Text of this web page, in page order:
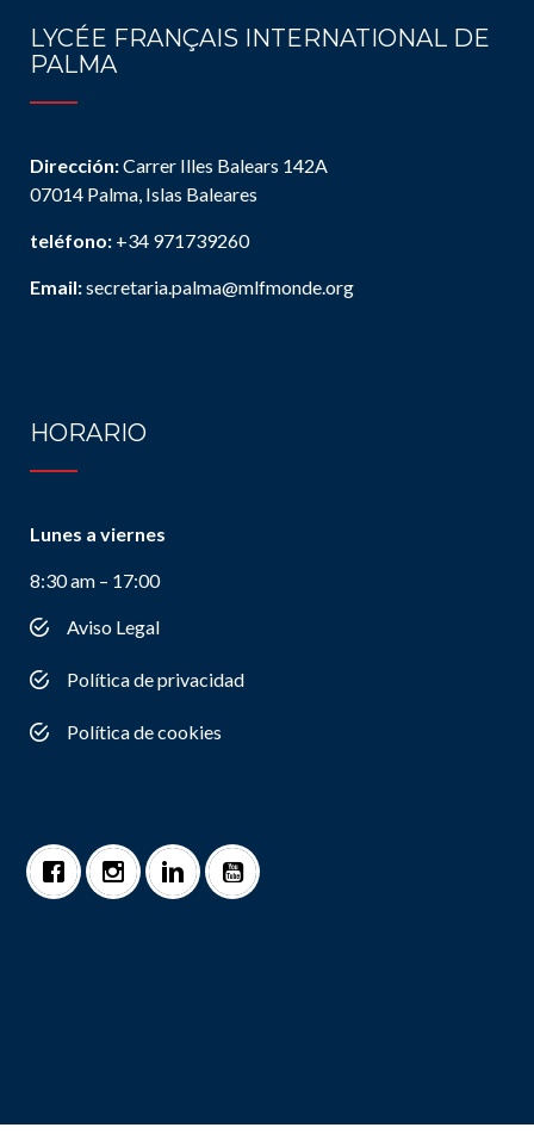
LYCÉE FRANÇAIS INTERNATIONAL DE
PALMA
Dirección:Carrer Illes Balears 142A
07014 Palma, Islas Baleares
teléfono: +34 971739260
Email:secretaria.palma@mlfmonde.org
HORARIO
Lunes a viernes
8:30 am – 17:00
Aviso Legal
Política de privacidad
Política de cookies